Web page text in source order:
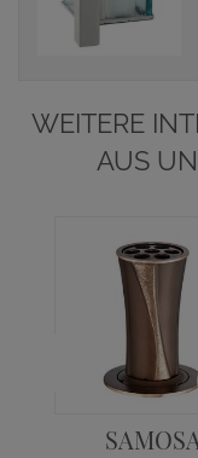
WEITERE
AUS